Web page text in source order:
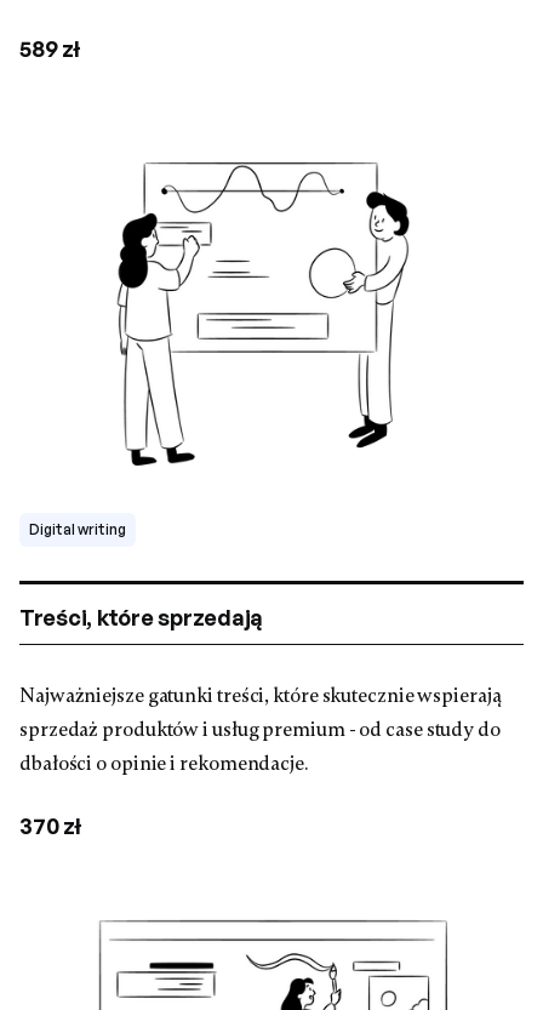
589 zł
Digital writing
Treści, które sprzedają
Najważniejsze gatunki treści, które skutecznie wspierają
sprzedaż produktów i usług premium - od case study do
dbałości o opinie i rekomendacje.
370 zł